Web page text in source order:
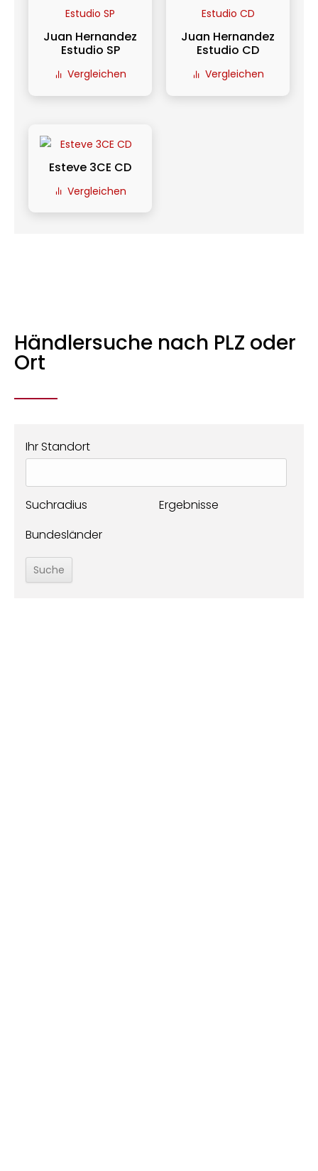
Juan Hernandez
Estudio SP
Vergleichen
Juan Hernandez
Estudio CD
Vergleichen
Esteve 3CE CD
Vergleichen
Händlersuche nach PLZ oder
Ort
Ihr Standort
Suchradius
Ergebnisse
Bundesländer